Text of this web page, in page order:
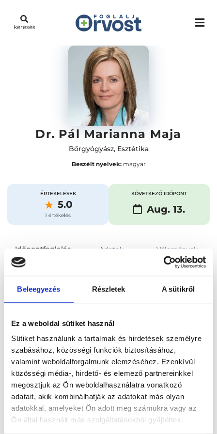
Beleegyezés Részletek A sütikről
Ez a weboldal sütiket használ
Sütiket használunk a tartalmak és hirdetések személyre
szabásához, közösségi funkciók biztosításához,
valamint weboldalforgalmunk elemzéséhez. Ezenkívül
közösségi média-, hirdető- és elemező partnereinkkel
megosztjuk az Ön weboldalhasználatra vonatkozó
adatait, akik kombinálhatják az adatokat más olyan
adatokkal, amelyeket Ön adott meg számukra vagy az
Ön által használt más szolgáltatásokból gyűjtöttek.
keresés
Dr. Pál Marianna Maja
Bőrgyógyász, Esztétika
Beszélt nyelvek:magyar
ÉRTÉKELÉSEK
5.0
1 értékelés
KÖVETKEZŐ IDŐPONT
Aug. 13.
Időpontfoglalás Adatok Vélemények
Foglalj időpontot
Főoldal Orvosok Bőrgyógyász
Bőrgyógyász, Zalaegerszeg Dr. Pál Marianna Maja